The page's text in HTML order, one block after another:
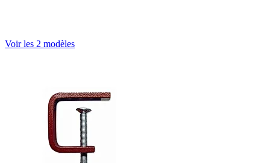
Voir les 2 modèles